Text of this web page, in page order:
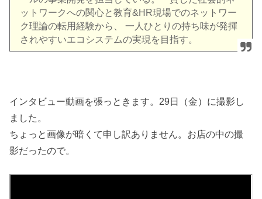
ットワークへの関心と教育&HR現場でのネットワー
ク理論の転用経験から、 一人ひとりの持ち味が発揮
されやすいエコシステムの実現を目指す。
インタビュー動画を張っときます。29日（金）に撮影し
ました。
ちょっと画像が暗くて申し訳ありません。お店の中の撮
影だったので。